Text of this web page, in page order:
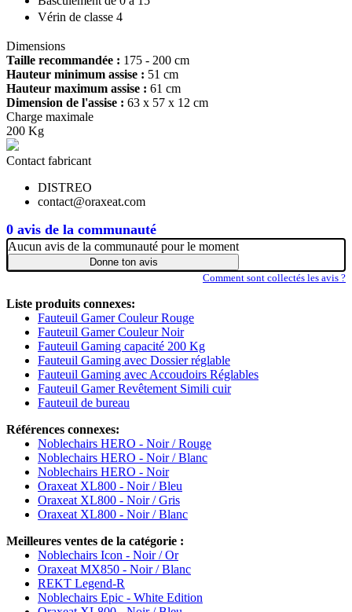
0 avis de la communauté
Vérin de classe 4
Dimensions
Taille recommandée : 175 - 200 cm
Hauteur minimum assise : 51 cm
Hauteur maximum assise : 61 cm
Dimension de l'assise : 63 x 57 x 12 cm
Charge maximale
200 Kg
Contact fabricant
DISTREO
contact@oraxeat.com
Aucun avis de la communauté pour le moment
Donne ton avis
Comment sont collectés les avis ?
Liste produits connexes:
Fauteuil Gamer Couleur Rouge
Fauteuil Gamer Couleur Noir
Fauteuil Gaming capacité 200 Kg
Fauteuil Gaming avec Dossier réglable
Fauteuil Gaming avec Accoudoirs Réglables
Fauteuil Gamer Revêtement Simili cuir
Fauteuil de bureau
Références connexes:
Noblechairs HERO - Noir / Rouge
Noblechairs HERO - Noir / Blanc
Noblechairs HERO - Noir
Oraxeat XL800 - Noir / Bleu
Oraxeat XL800 - Noir / Gris
Oraxeat XL800 - Noir / Blanc
Meilleures ventes de la catégorie :
Noblechairs Icon - Noir / Or
Oraxeat MX850 - Noir / Blanc
REKT Legend-R
Noblechairs Epic - White Edition